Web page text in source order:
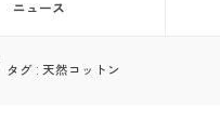
ニュース
タグ : 天然コットン